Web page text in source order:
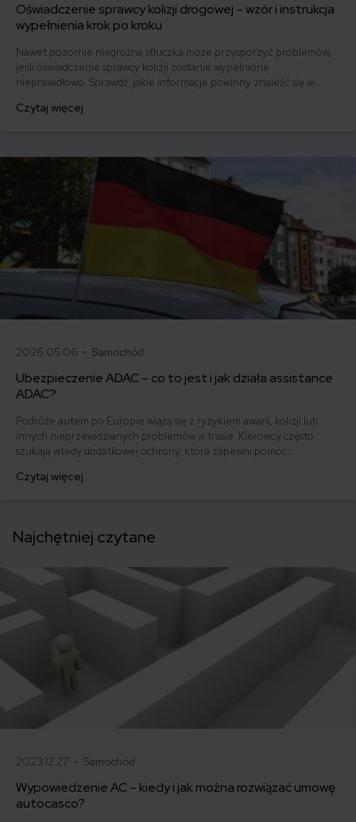
Oświadczenie sprawcy kolizji drogowej – wzór i instrukcja
wypełnienia krok po kroku
Nawet pozornie niegroźna stłuczka może przysporzyć problemów,
jeśli oświadczenie sprawcy kolizji zostanie wypełnione
nieprawidłowo. Sprawdź, jakie informacje powinny znaleźć się w
Czytaj więcej
2026.05.06 • Samochód
Ubezpieczenie ADAC – co to jest i jak działa assistance
ADAC?
Podróże autem po Europie wiążą się z ryzykiem awarii, kolizji lub
innych nieprzewidzianych problemów w trasie. Kierowcy często
szukają wtedy dodatkowej ochrony, która zapewni pomoc
kraju. Jednym z rozwiązań, które pojawia się w tym kontekście, jest
Czytaj więcej
Najchętniej czytane
2023.12.27 • Samochód
Wypowiedzenie AC – kiedy i jak można rozwiązać umowę
autocasco?